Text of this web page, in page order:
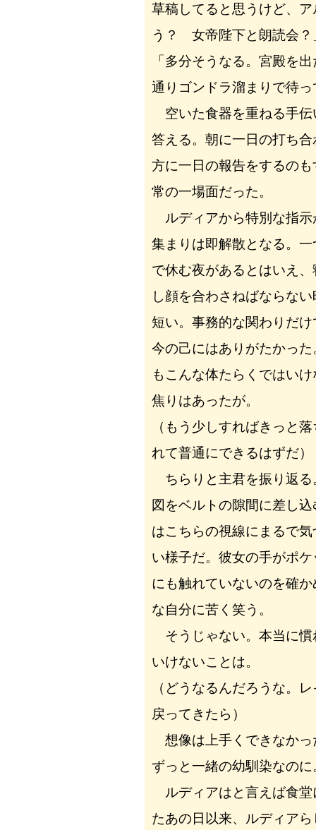
草稿してると思うけど、
う？ 女帝陛下と朗読会？
「多分そうなる。宮殿を
通りゴンドラ溜まりで待
空いた食器を重ねる手伝
答える。朝に一日の打ち
方に一日の報告をするの
常の一場面だった。
ルディアから特別な指示
集まりは即解散となる。
で休む夜があるとはいえ
し顔を合わさねばならな
短い。事務的な関わりだ
今の己にはありがたかっ
もこんな体たらくではい
焦りはあったが。
（もう少しすればきっと
れて普通にできるはずだ）
ちらりと主君を振り返る
図をベルトの隙間に差し
はこちらの視線にまるで
い様子だ。彼女の手がポ
にも触れていないのを確
な自分に苦く笑う。
そうじゃない。本当に慣
いけないことは。
（どうなるんだろうな。
戻ってきたら）
想像は上手くできなかっ
ずっと一緒の幼馴染なのに
ルディアはと言えば食堂
たあの日以来、ルディア